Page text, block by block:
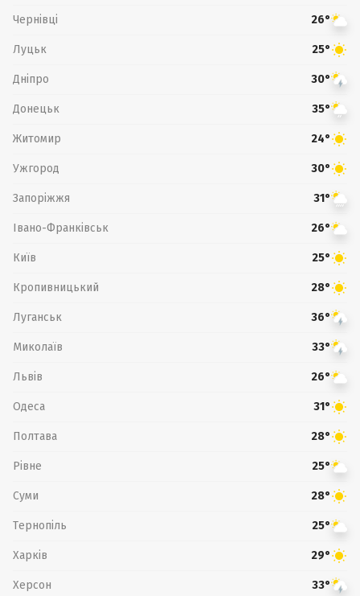
Чернівці 26°
Луцьк 25°
Дніпро 30°
Донецьк 35°
Житомир 24°
Ужгород 30°
Запоріжжя 31°
Івано-Франківськ 26°
Київ 25°
Кропивницький 28°
Луганськ 36°
Миколаїв 33°
Львів 26°
Одеса 31°
Полтава 28°
Рівне 25°
Суми 28°
Тернопіль 25°
Харків 29°
Херсон 33°